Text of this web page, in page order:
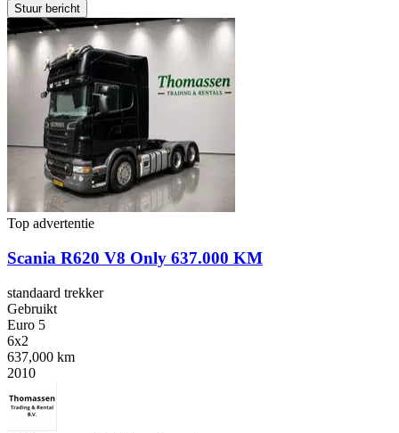
Stuur bericht
Top advertentie
Scania R620 V8 Only 637.000 KM
standaard trekker
Gebruikt
Euro 5
6x2
637,000 km
2010